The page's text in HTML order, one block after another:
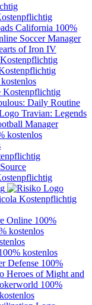
California 100%
Soccer Manager
of Iron IV
Kostenpflichtig
Kostenpflichtig
Daily Routine
Travian: Legends
Manager
kostenlos
Kostenpflichtig
Online 100%
kostenlos
kostenlos
Defense 100%
Heroes of Might and
100%